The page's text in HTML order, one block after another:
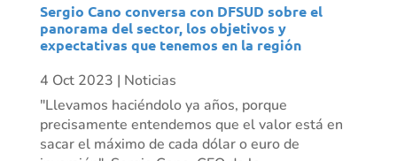
Sergio Cano conversa con DFSUD sobre el
panorama del sector, los objetivos y
expectativas que tenemos en la región
4 Oct 2023 | Noticias
"Llevamos haciéndolo ya años, porque
precisamente entendemos que el valor está en
sacar el máximo de cada dólar o euro de